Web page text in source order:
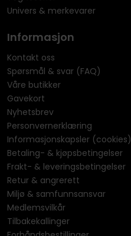
Univers & merkevarer
Informasjon
Kontakt oss
Spørsmål & svar (FAQ)
Våre butikker
Gavekort
Nyhetsbrev
Personvernerklæring
Informasjonskapsler (cookies)
Betaling- & kjøpsbetingelser
Frakt- & leveringsbetingelser
Retur & angrerett
Miljø & samfunnsansvar
Medlemsvilkår
Tilbakekallinger